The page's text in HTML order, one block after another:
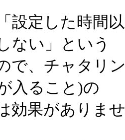
設定した時間
ない」という
で、チャタリ
入ること)の
効果がありま